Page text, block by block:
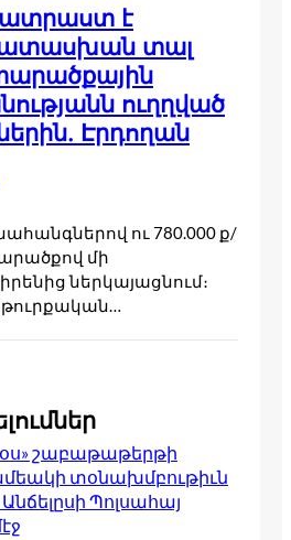
է
տալ
ուղղված
Էրդողան
ու 780.000 ք/
մի
ներկայացնում։
թուրքական…
շաբաթաթերթի
տօնախմբութիւն
Անճելըսի Պոլսահայ